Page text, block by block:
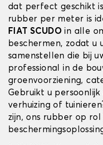
dat perfect geschikt
rubber per meter is
FIAT SCUDO in alle
beschermen, zodat u
samenstellen die bij
professional in de
groenvoorziening,
Gebruikt u persoonlijk
verhuizing of
zijn, ons rubber op